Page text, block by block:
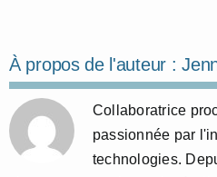
À propos de l'auteur :
Collaboratrice
passionnée par
technologies.